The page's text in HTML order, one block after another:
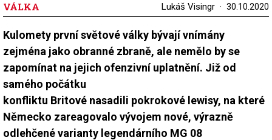
VÁLKA Lukáš Visingr 30.10.2020
Kulomety první světové války bývají vnímány
zejména jako obranné zbraně, ale nemělo by se
zapomínat na jejich ofenzivní uplatnění. Již od
samého počátku
konfliktu Britové nasadili pokrokové lewisy, na které
Německo zareagovalo vývojem nové, výrazně
odlehčené varianty legendárního MG 08